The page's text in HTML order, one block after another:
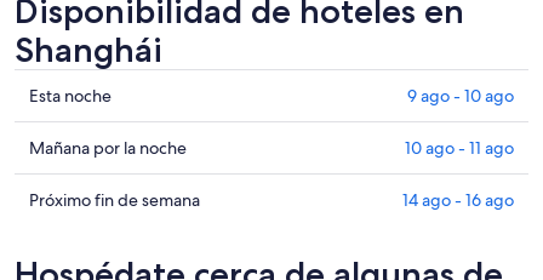
Disponibilidad de hoteles en
Shanghái
Ver
precios
de
propiedades
en
esta
Esta noche 9 ago - 10 ago
Ver
precios
de
Mañana por la noche 10 ago - 11 ago
Ver
Próximo fin de semana 14 ago - 16 ago